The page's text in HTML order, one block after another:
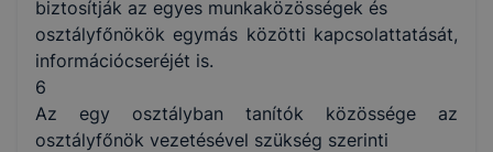
biztosítják az egyes munkaközösségek és
osztályfőnökök egymás közötti kapcsolattatását,
információcseréjét is.
6
Az egy osztályban tanítók közössége az
osztályfőnök vezetésével szükség szerinti